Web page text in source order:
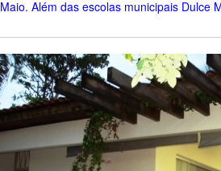
Maio. Além das escolas municipais Dulce